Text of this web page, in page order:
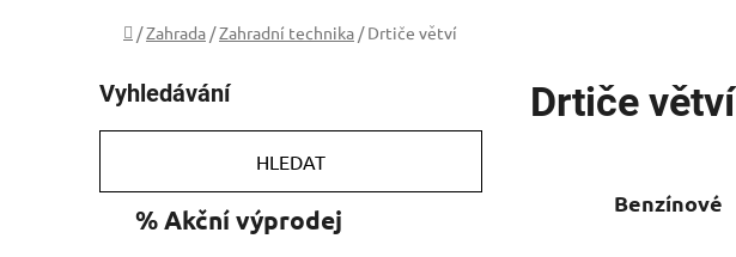
Domů
/Zahrada /Zahradní technika / Drtiče větví
o
s
r
Vyhledávání
HLEDAT
kategorie
% Akční výprodej
Drtiče větví
Benzínové